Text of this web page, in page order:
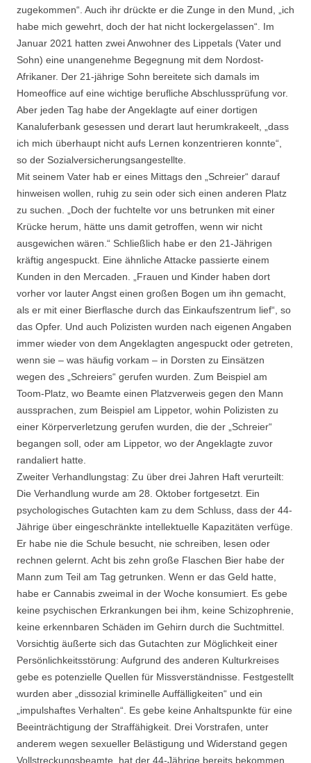
zugekommen“. Auch ihr drückte er die Zunge in den Mund, „ich
habe mich gewehrt, doch der hat nicht lockergelassen“. Im
Januar 2021 hatten zwei Anwohner des Lippetals (Vater und
Sohn) eine unangenehme Begegnung mit dem Nordost-
Afrikaner. Der 21-jährige Sohn bereitete sich damals im
Homeoffice auf eine wichtige berufliche Abschlussprüfung vor.
Aber jeden Tag habe der Angeklagte auf einer dortigen
Kanaluferbank gesessen und derart laut herumkrakeelt, „dass
ich mich überhaupt nicht aufs Lernen konzentrieren konnte“,
so der Sozialversicherungsangestellte.
Mit seinem Vater hab er eines Mittags den „Schreier“ darauf
hinweisen wollen, ruhig zu sein oder sich einen anderen Platz
zu suchen. „Doch der fuchtelte vor uns betrunken mit einer
Krücke herum, hätte uns damit getroffen, wenn wir nicht
ausgewichen wären.“ Schließlich habe er den 21-Jährigen
kräftig angespuckt. Eine ähnliche Attacke passierte einem
Kunden in den Mercaden. „Frauen und Kinder haben dort
vorher vor lauter Angst einen großen Bogen um ihn gemacht,
als er mit einer Bierflasche durch das Einkaufszentrum lief“, so
das Opfer. Und auch Polizisten wurden nach eigenen Angaben
immer wieder von dem Angeklagten angespuckt oder getreten,
wenn sie – was häufig vorkam – in Dorsten zu Einsätzen
wegen des „Schreiers“ gerufen wurden. Zum Beispiel am
Toom-Platz, wo Beamte einen Platzverweis gegen den Mann
aussprachen, zum Beispiel am Lippetor, wohin Polizisten zu
einer Körperverletzung gerufen wurden, die der „Schreier“
begangen soll, oder am Lippetor, wo der Angeklagte zuvor
randaliert hatte.
Zweiter Verhandlungstag: Zu über drei Jahren Haft verurteilt:
Die Verhandlung wurde am 28. Oktober fortgesetzt. Ein
psychologisches Gutachten kam zu dem Schluss, dass der 44-
Jährige über eingeschränkte intellektuelle Kapazitäten verfüge.
Er habe nie die Schule besucht, nie schreiben, lesen oder
rechnen gelernt. Acht bis zehn große Flaschen Bier habe der
Mann zum Teil am Tag getrunken. Wenn er das Geld hatte,
habe er Cannabis zweimal in der Woche konsumiert. Es gebe
keine psychischen Erkrankungen bei ihm, keine Schizophrenie,
keine erkennbaren Schäden im Gehirn durch die Suchtmittel.
Vorsichtig äußerte sich das Gutachten zur Möglichkeit einer
Persönlichkeitsstörung: Aufgrund des anderen Kulturkreises
gebe es potenzielle Quellen für Missverständnisse. Festgestellt
wurden aber „dissozial kriminelle Auffälligkeiten“ und ein
„impulshaftes Verhalten“. Es gebe keine Anhaltspunkte für eine
Beeinträchtigung der Straffähigkeit. Drei Vorstrafen, unter
anderem wegen sexueller Belästigung und Widerstand gegen
Vollstreckungsbeamte, hat der 44-Jährige bereits bekommen.